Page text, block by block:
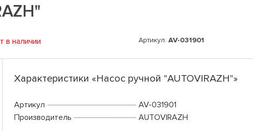
в наличии Артикул: AV-031901
Характеристики «Насос ручной "AUTOVIRAZH"»
Артикул
AV-031901
Производитель
AUTOVIRAZH